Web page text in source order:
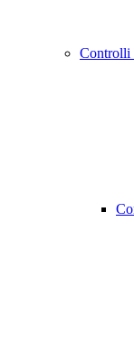
Controlli